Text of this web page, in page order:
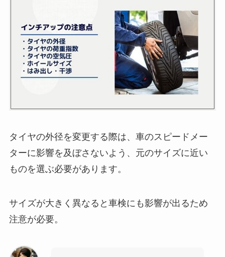
タイヤの外径を変更する際は、車のスピードメー
ターに影響を及ぼさないよう、元のサイズに近い
ものを選ぶ必要があります。
サイズが大きく異なると車検にも影響が出るため
注意が必要。